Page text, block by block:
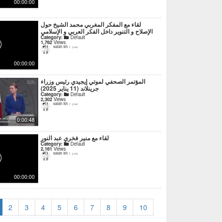
00:00:00
00:00:00
لقاء مع المفكر المغربي محمد الشيخ حول
الإصلاح و التنوير داخل الفكر العربي و الإسلامي
Category: Default
1,762Views
salah kh 1 year
0:00:48
المؤتمر الصحفي لموتي إيجيدي رئيس وزراء
جرينلاند (11 يناير 2025)
Category: Default
2,302Views
salah kh 1 year
00:00:00
لقاء مع منير فخري عبد النور
Category: Default
2,161Views
salah kh 1 year
2 3 4 5 6 7 8 9 10